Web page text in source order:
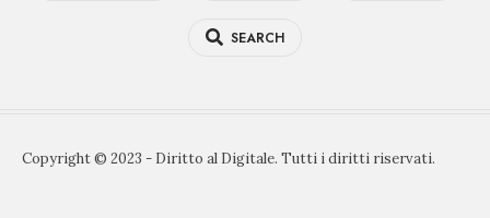
SEARCH
Copyright © 2023 - Diritto al Digitale. Tutti i diritti riservati.